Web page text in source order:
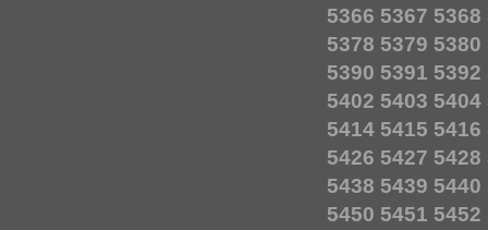
5366 5367 5368
5378 5379 5380
5390 5391 5392
5402 5403 5404
5414 5415 5416
5426 5427 5428
5438 5439 5440
5450 5451 5452